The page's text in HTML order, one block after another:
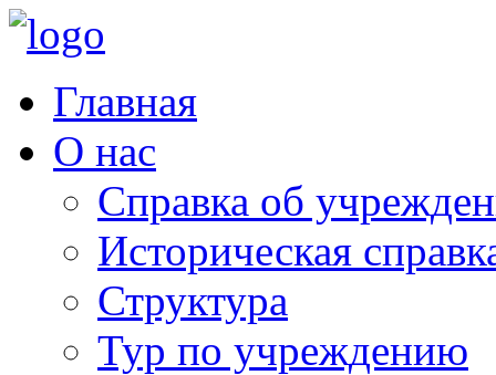
Главная
О нас
Справка об
Историческая
Структура
Тур по учреждению